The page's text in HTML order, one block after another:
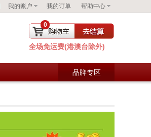
帮助中心
我的订单
我的账户
去购物车结算
0
全场免运费(港澳台除外)
品牌专区